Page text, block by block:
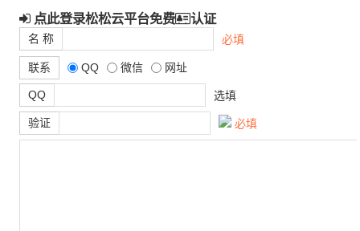
点此登录松松云平台免费 认证
名 称 必填
联系 QQ 微信 网址
QQ 选填
验证 必填